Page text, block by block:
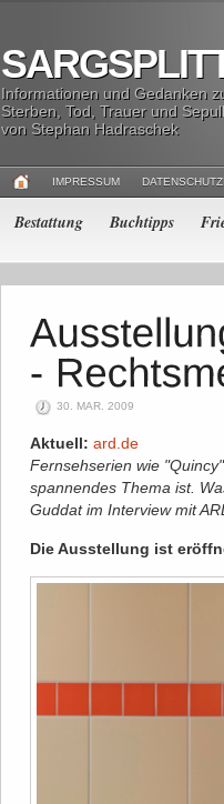
Informationen und Gedanken
Sterben, Tod, Trauer und
von Stephan Hadraschek
IMPRESSUM
Bestattung Buchtipps
30. MAR. 2009
Aktuell: ard.de
Fernsehserien wie
spannendes Thema ist.
Guddat im Interview mit
Die Ausstellung ist